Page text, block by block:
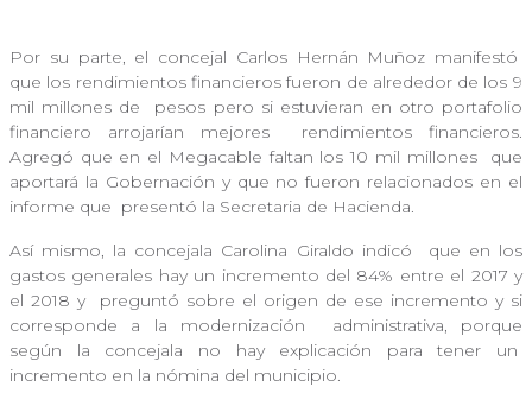
Por su parte, el concejal Carlos Hernán Muñoz manifestó
que los rendimientos financieros fueron de alrededor de los 9
mil millones de
pesos pero si estuvieran en otro portafolio
financiero arrojarían mejores
rendimientos financieros.
Agregó que en el Megacable faltan los 10 mil millones
que
aportará la Gobernación y que no fueron relacionados en el
informe que presentó la Secretaria de Hacienda.
Así mismo, la concejala Carolina Giraldo indicó
que en los
gastos generales hay un incremento del 84% entre el 2017 y
el 2018 y
preguntó sobre el origen de ese incremento y si
corresponde a la modernización
administrativa, porque
según la concejala no hay explicación para tener un
incremento en la nómina del municipio.